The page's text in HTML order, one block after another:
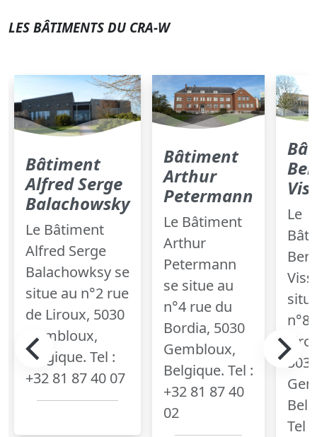
LES BÂTIMENTS DU CRA-W
Bâtiment
Alfred Serge
Balachowsky
Le Bâtiment
Alfred Serge
Balachowksy se
situe au n°2 rue
de Liroux, 5030
Gembloux,
Belgique. Tel :
+32 81 87 40 07
Bâtiment
Arthur
Petermann
Le Bâtiment
Arthur
Petermann
se situe au
n°4 rue du
Bordia, 5030
Gembloux,
Belgique. Tel :
+32 81 87 40
02
Le
n°8
Tel